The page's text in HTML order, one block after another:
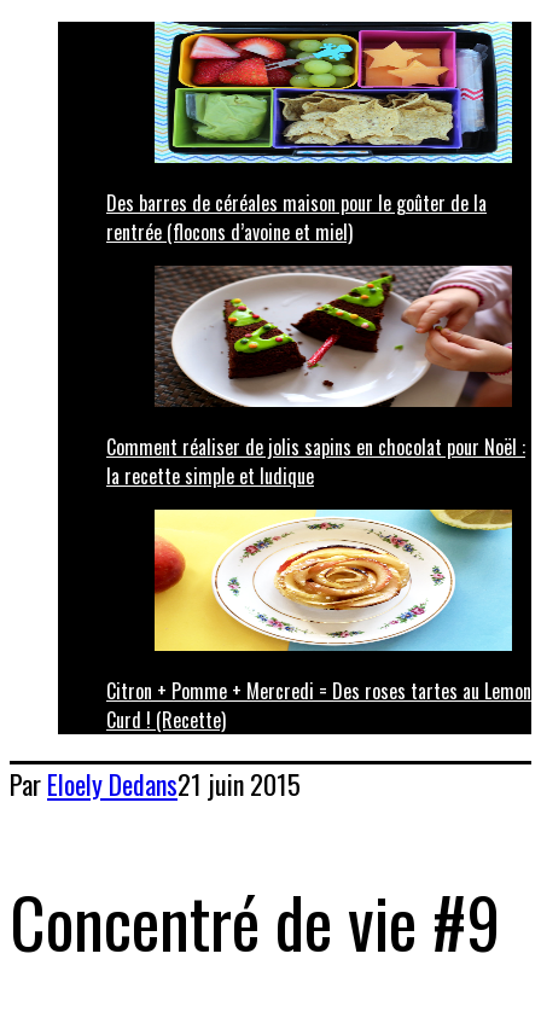
Des barres de céréales maison pour le goûter de la
rentrée (flocons d’avoine et miel)
Comment réaliser de jolis sapins en chocolat pour Noël :
la recette simple et ludique
Citron + Pomme + Mercredi = Des roses tartes au Lemon
Curd ! (Recette)
ParEloelyDedans21 juin 2015
Concentré de vie #9